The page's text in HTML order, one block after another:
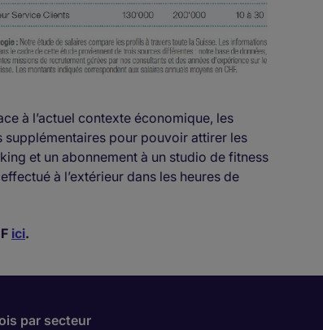
à l’actuel contexte économique, les
pour pouvoir attirer les
et un abonnement à un studio de fitness
à l’extérieur dans les heures de
ici.
par secteur